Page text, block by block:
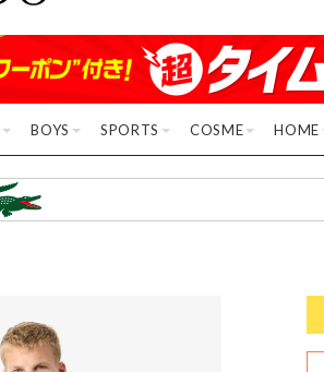
BOYS SPORTS COSME HOME